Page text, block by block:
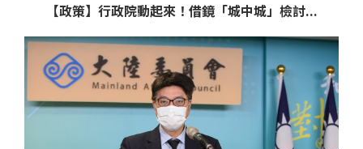
【政策】行政院動起來！借鏡「城中城」檢討...